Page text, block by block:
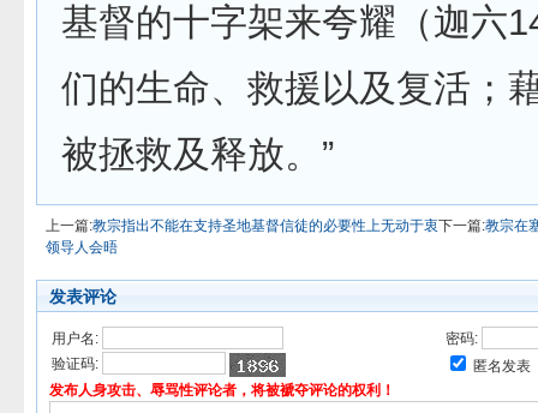
基督的十字架来夸耀（迦六
们的生命、救援以及复活；
被拯救及释放。”
上一篇:教宗指出不能在支持圣地基督信徒的必要性上无动于衷下一篇:教宗在
领导人会晤
发表评论
用户名:
密码:
验证码:
匿名发表
发布人身攻击、辱骂性评论者，将被褫夺评论的权利！